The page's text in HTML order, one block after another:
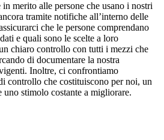
merito alle persone che usano i nostri
tramite notifiche all’interno delle
che le persone comprendano
e quali sono le scelte a loro
chiaro controllo con tutti i mezzi che
di documentare la nostra
Inoltre, ci confrontiamo
controllo che costituiscono per noi, un
stimolo costante a migliorare.